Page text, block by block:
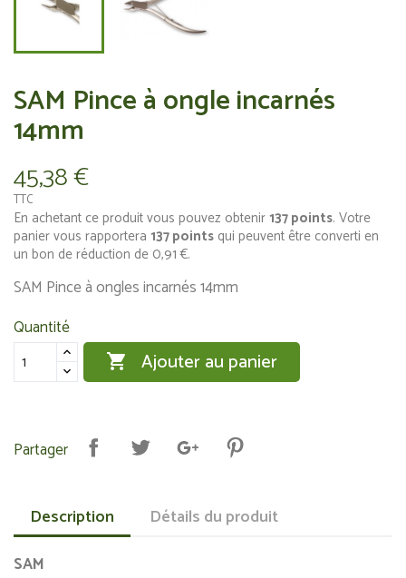
SAM Pince à ongle incarnés
14mm
45,38 €
TTC
En achetant ce produit vous pouvez obtenir137points. Votre
panier vous rapportera 137points qui peuvent être converti en
un bon de réduction de 0,91 €.
SAM Pince à ongles incarnés 14mm
Quantité
 Ajouter au panier
Partager
Description Détails du produit
SAM